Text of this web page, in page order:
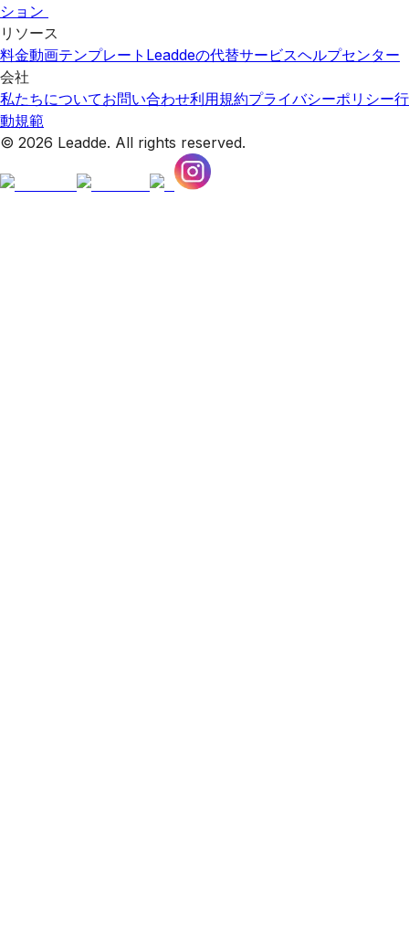
ション
リソース
料金動画テンプレート Leaddeの代替サービスヘルプセンター
会社
私たちについてお問い合わせ利用規約プライバシーポリシー行
動規範
© 2026 Leadde. All rights reserved.